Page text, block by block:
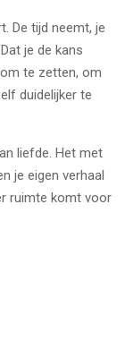
De tijd neemt, je
je de kans
te zetten, om
duidelijker te
liefde. Het met
je eigen verhaal
ruimte komt voor